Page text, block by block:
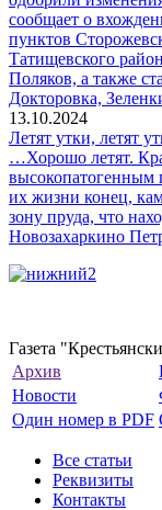
сообщает о
пунктов
Татищевского
Поляков, а также
Докторовка,
13.10.2024
Летят утки, летят
…Хорошо летят.
их жизни конец,
зону пруда, что
Новозахаркино
Газета
Архив
Новости
Один номер в PDF
Все статьи
Реквизиты
Контакты